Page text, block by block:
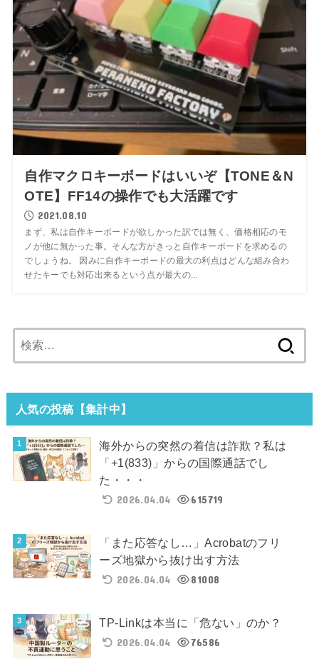
自作マクロキーボードはいいぞ【TONE＆N
OTE】FF14の操作でも大活躍です
2021.08.10
まず、私は自作キーボードが欲しかった訳では無く、価格相応のモ
ノが他に無かった事。そんな方がきっと自作キーボードを求めるの
でしょうね。 因みに自作キーボードの最大の利点はどんな組み合わ
せたキーでも対応出来るという点が最大の...
索:
人気の投稿【集計中】
海外からの突然の着信は詐欺？私は
「+1(833)」からの国際通話でし
た・・・
2026.04.04
615719
「また応答なし…」Acrobatのフリ
ーズ地獄から抜け出す方法
2026.04.04
81008
TP-Linkは本当に「危ない」のか？
2026.04.04
76586